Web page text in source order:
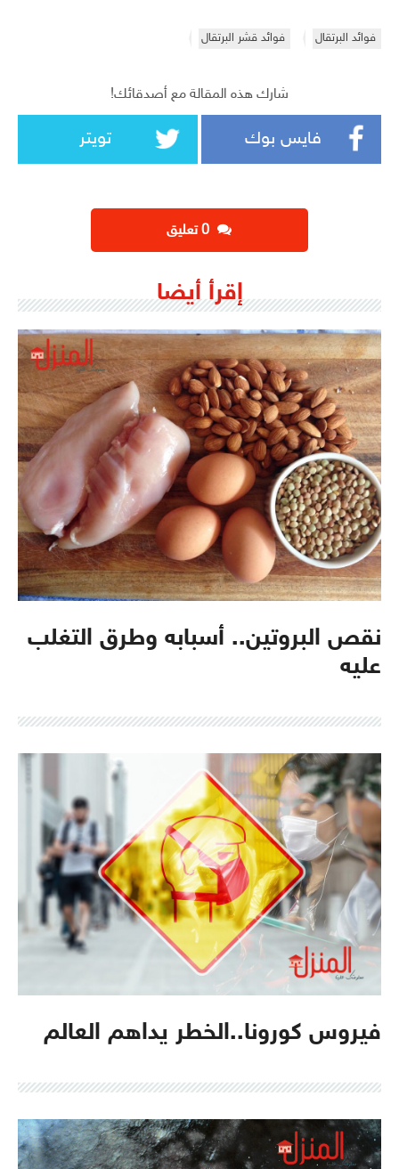
فوائد البرتقال فوائد قشر البرتقال
شارك هذه المقالة مع أصدقائك!
فايس بوك تويتر
إقرأ أيضا
نقص البروتين.. أسبابه وطرق التغلب
عليه
فيروس كورونا..الخطر يداهم العالم